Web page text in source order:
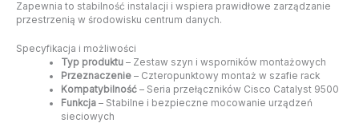
Zapewnia to stabilność instalacji i wspiera prawidłowe zarządzanie
przestrzenią w środowisku centrum danych.
Specyfikacja i możliwości
Typ produktu– Zestaw szyn i wsporników montażowych
Przeznaczenie– Czteropunktowy montaż w szafie rack
Kompatybilność– Seria przełączników Cisco Catalyst 9500
Funkcja– Stabilne i bezpieczne mocowanie urządzeń
sieciowych